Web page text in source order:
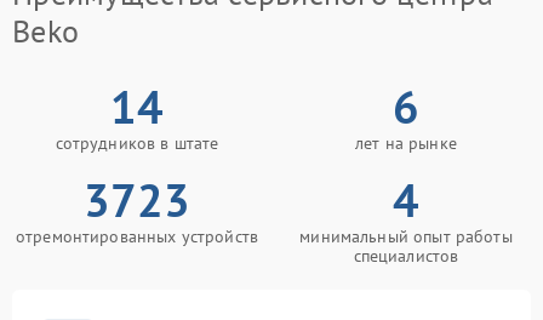
Beko
14
сотрудников в штате
6
лет на рынке
3723
отремонтированных устройств
4
минимальный опыт работы
специалистов